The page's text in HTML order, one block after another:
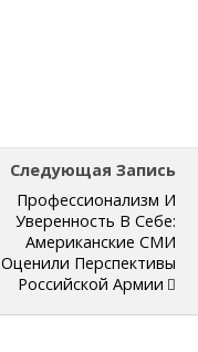
Следующая Запись
Профессионализм И
Уверенность В Себе:
Американские СМИ
Оценили Перспективы
Российской Армии